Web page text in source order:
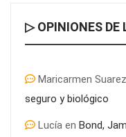
▷ OPINIONES DE
Maricarmen Suarez
seguro y biológico
Lucía en Bond,